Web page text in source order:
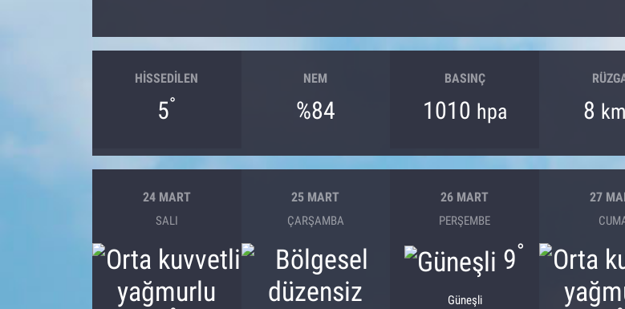
HISSEDILEN
5°
NEM
%84
BASINÇ
1010 hpa 8
24 MART
SALI
25 MART
ÇARŞAMBA
26 MART
PERŞEMBE
9°
Güneşli
27